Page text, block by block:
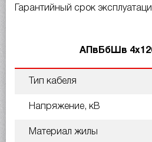
Гарантийный срок
АПвБбШв
Тип кабеля
Напряжение, кВ
Материал жилы